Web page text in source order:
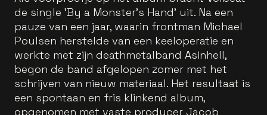
de single 'By a Monster’s Hand' uit. Na een
pauze van een jaar, waarin frontman Michael
Poulsen herstelde van een keeloperatie en
werkte met zijn deathmetalband Asinhell,
begon de band afgelopen zomer met het
schrijven van nieuw materiaal. Het resultaat is
een spontaan en fris klinkend album,
opgenomen met vaste producer Jacob